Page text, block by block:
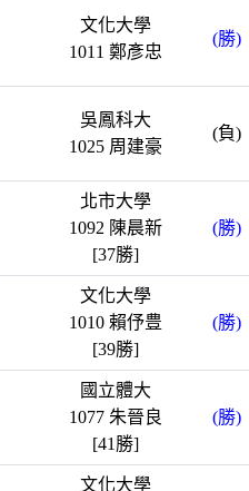
文化大學
1011 鄭彥忠
(勝)
吳鳳科大
1025 周建豪
(負)
北市大學
1092 陳晨新
[37勝]
(勝)
文化大學
1010 賴伃豊
[39勝]
(勝)
國立體大
1077 朱晉良
[41勝]
(勝)
文化大學